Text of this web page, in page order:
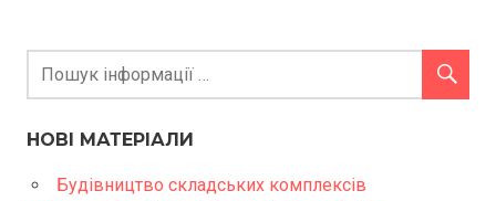
НОВІ МАТЕРІАЛИ
Будівництво складських комплексів